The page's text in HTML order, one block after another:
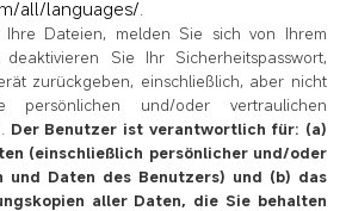
all/languages/.
Dateien, melden Sie sich von Ihrem
Sie Ihr Sicherheitspasswort,
zurückgeben, einschließlich, aber nicht
persönlichen und/oder vertraulichen
Der Benutzer ist verantwortlich für: (a)
(einschließlich persönlicher und/oder
und Daten des Benutzers) und (b) das
aller Daten, die Sie behalten